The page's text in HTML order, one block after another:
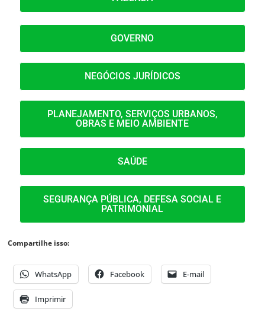
GOVERNO
NEGÓCIOS JURÍDICOS
PLANEJAMENTO, SERVIÇOS URBANOS,
OBRAS E MEIO AMBIENTE
SAÚDE
SEGURANÇA PÚBLICA, DEFESA SOCIAL E
PATRIMONIAL
Compartilhe isso:
WhatsApp Facebook E-mail
Imprimir